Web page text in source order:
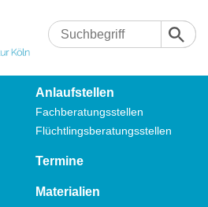
Anlaufstellen
Fachberatungsstellen
Flüchtlingsberatungsstellen
Termine
Materialien